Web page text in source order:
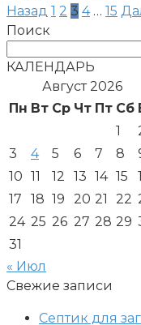
Пагинация
записей
Назад 1 2 3 4 … 15
Поиск
КАЛЕНДАРЬ
Август 2026
Пн Вт Ср Чт Пт Сб
1
3
4 5 6 7 8
10 11 12 13 14 15
17
18 19 20 21 22
24 25 26 27 28 29
31
« Июл
Свежие записи
Септик для